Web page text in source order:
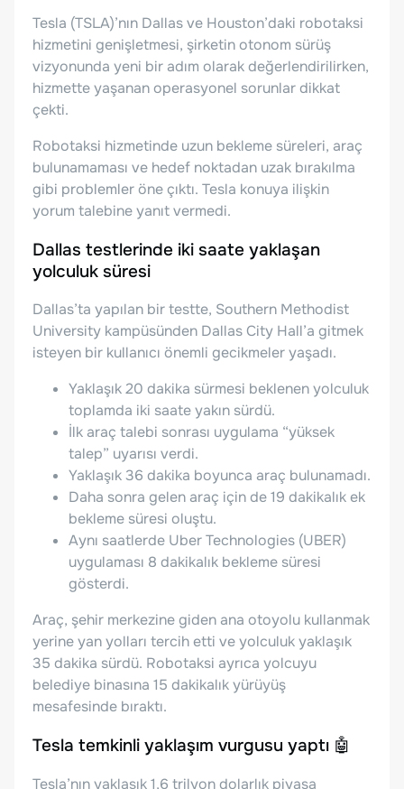
Tesla (TSLA)’nın Dallas ve Houston’daki robotaksi
hizmetini genişletmesi, şirketin otonom sürüş
vizyonunda yeni bir adım olarak değerlendirilirken,
hizmette yaşanan operasyonel sorunlar dikkat
çekti.
Robotaksi hizmetinde uzun bekleme süreleri, araç
bulunamaması ve hedef noktadan uzak bırakılma
gibi problemler öne çıktı. Tesla konuya ilişkin
yorum talebine yanıt vermedi.
Dallas testlerinde iki saate yaklaşan
yolculuk süresi
Dallas’ta yapılan bir testte, Southern Methodist
University kampüsünden Dallas City Hall’a gitmek
isteyen bir kullanıcı önemli gecikmeler yaşadı.
Yaklaşık 20 dakika sürmesi beklenen yolculuk
toplamda iki saate yakın sürdü.
İlk araç talebi sonrası uygulama “yüksek
talep” uyarısı verdi.
Yaklaşık 36 dakika boyunca araç bulunamadı.
Daha sonra gelen araç için de 19 dakikalık ek
bekleme süresi oluştu.
Aynı saatlerde Uber Technologies (UBER)
uygulaması 8 dakikalık bekleme süresi
gösterdi.
Araç, şehir merkezine giden ana otoyolu kullanmak
yerine yan yolları tercih etti ve yolculuk yaklaşık
35 dakika sürdü. Robotaksi ayrıca yolcuyu
belediye binasına 15 dakikalık yürüyüş
mesafesinde bıraktı.
Tesla temkinli yaklaşım vurgusu yaptı 🤖
Tesla’nın yaklaşık 1,6 trilyon dolarlık piyasa